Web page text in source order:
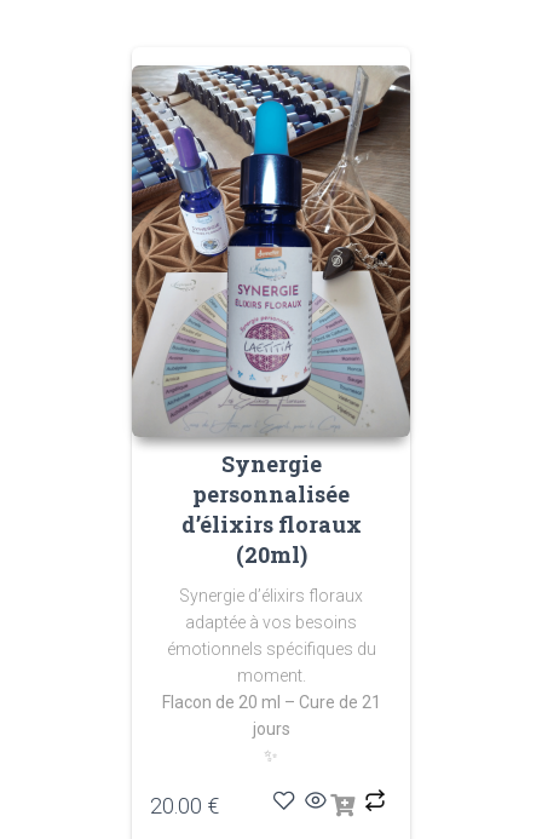
Synergie
personnalisée
d’élixirs floraux
(20ml)
Synergie d’élixirs floraux
adaptée à vos besoins
émotionnels spécifiques du
moment.
Flacon de 20 ml – Cure de 21
jours
✨
20.00 €